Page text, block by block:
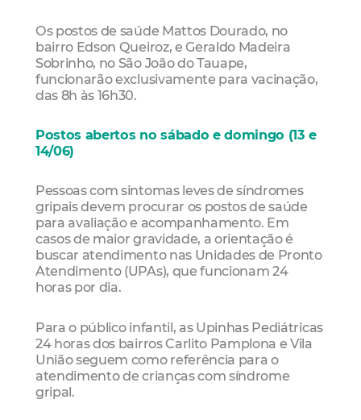
Os postos de saúde Mattos Dourado, no
bairro Edson Queiroz, e Geraldo Madeira
Sobrinho, no São João do Tauape,
funcionarão exclusivamente para vacinação,
das 8h às 16h30.
Postos abertos no sábado e domingo (13 e
14/06)
Pessoas com sintomas leves de síndromes
gripais devem procurar os postos de saúde
para avaliação e acompanhamento. Em
casos de maior gravidade, a orientação é
buscar atendimento nas Unidades de Pronto
Atendimento (UPAs), que funcionam 24
horas por dia.
Para o público infantil, as Upinhas Pediátricas
24 horas dos bairros Carlito Pamplona e Vila
União seguem como referência para o
atendimento de crianças com síndrome
gripal.